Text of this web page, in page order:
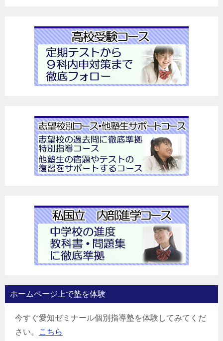
ホームページ上で塾を体験
今すぐ愛知ゼミナール個別指導塾を体験してみてくだ
さい。
こちら